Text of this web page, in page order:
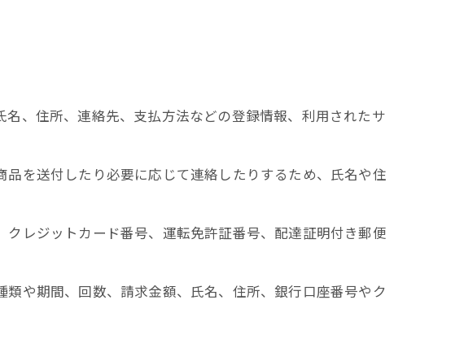
、住所、連絡先、支払方法などの登録情報、利用されたサ
を送付したり必要に応じて連絡したりするため、氏名や住
レジットカード番号、運転免許証番号、配達証明付き郵便
や期間、回数、請求金額、氏名、住所、銀行口座番号やク